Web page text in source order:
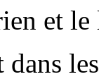
et
dans